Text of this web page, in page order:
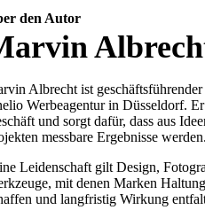
den Autor
Albrecht ist
Werbeagentur in Düsseldorf.
und sorgt dafür, dass aus
messbare Ergebnisse werden.
Leidenschaft gilt Design,
mit denen Marken
und langfristig Wirkung